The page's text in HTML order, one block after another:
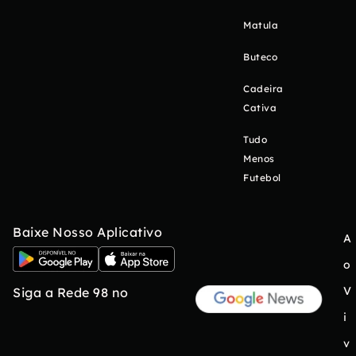
Matula
Buteco
Cadeira
Cativa
Tudo
Menos
Futebol
Baixe Nosso Aplicativo
Siga a Rede 98 no
A
o
V
i
v